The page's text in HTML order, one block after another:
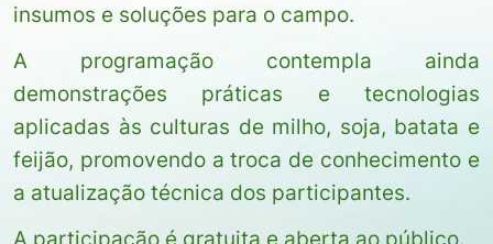
insumos e soluções para o campo.
A programação contempla ainda
demonstrações práticas e tecnologias
aplicadas às culturas de milho, soja, batata e
feijão, promovendo a troca de conhecimento e
a atualização técnica dos participantes.
A participação é gratuita e aberta ao público.